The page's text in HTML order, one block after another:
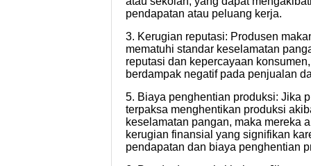
pendapatan atau peluang kerja.
3. Kerugian reputasi: Produsen
mematuhi standar keselamatan
reputasi dan kepercayaan
berdampak negatif pada penjualan
5. Biaya penghentian produksi: Jika
terpaksa menghentikan produksi
keselamatan pangan, maka mereka
kerugian finansial yang signifikan
pendapatan dan biaya penghentian